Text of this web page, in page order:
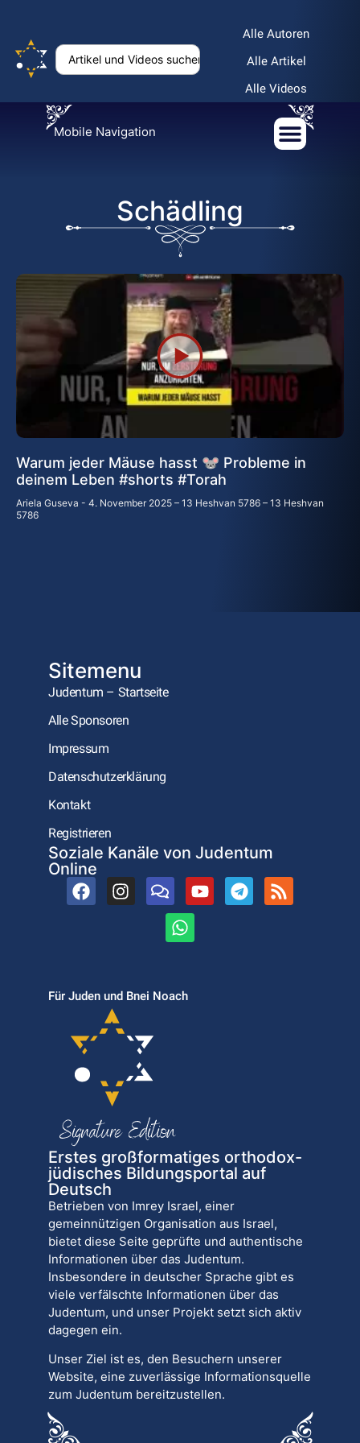
Alle Autoren
Alle Artikel
Alle Videos
Mobile Navigation
Schädling
Warum jeder Mäuse hasst 🐭 Probleme in
deinem Leben #shorts #Torah
Ariela Guseva
4. November 2025 – 13 Heshvan 5786 – 13 Heshvan
5786
Sitemenu
Judentum – Startseite
Alle Sponsoren
Impressum
Datenschutzerklärung
Kontakt
Registrieren
Soziale Kanäle von Judentum
Online
Für Juden und Bnei Noach
Erstes großformatiges orthodox-
jüdisches Bildungsportal auf
Deutsch
Betrieben von Imrey Israel, einer
gemeinnützigen Organisation aus Israel,
bietet diese Seite geprüfte und authentische
Informationen über das Judentum.
Insbesondere in deutscher Sprache gibt es
viele verfälschte Informationen über das
Judentum, und unser Projekt setzt sich aktiv
dagegen ein.
Unser Ziel ist es, den Besuchern unserer
Website, eine zuverlässige Informationsquelle
zum Judentum bereitzustellen.